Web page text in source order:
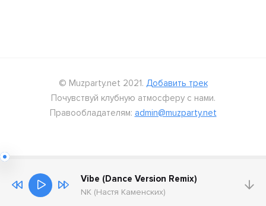
© Muzparty.net 2021. Добавить трек
Почувствуй клубную атмосферу с нами.
Правообладателям: admin@muzparty.net
Vibe (Dance Version Remix)
NK (Настя Каменских)